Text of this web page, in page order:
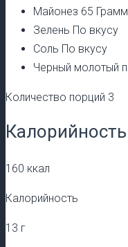
Майонез 65 Грамм
Зелень По вкусу
Соль По вкусу
Черный молотый
Количество порций 3
Калорийность
160 ккал
Калорийность
13 г